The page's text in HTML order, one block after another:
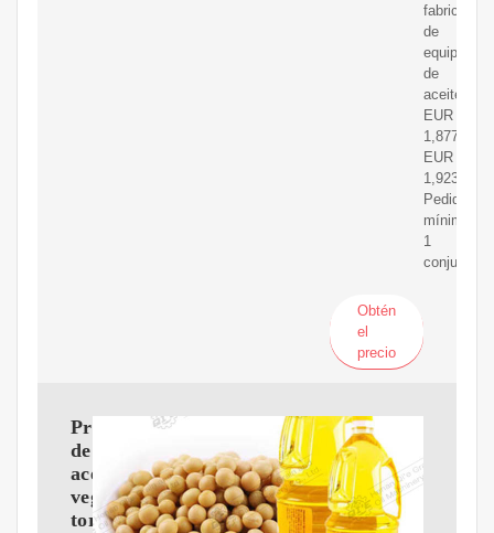
fabricante
de
equipos
de
aceite
EUR
1,877.33-
EUR
1,923.12
Pedido
mínimo:
1
conjunto
Obtén
el
precio
Prensa
de
aceite
vegetal
tornillo